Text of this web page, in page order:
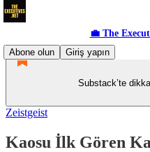
💼 The
Abone olun
Giriş yapın
Substack’te
Zeistgeist
Kaosu İlk Gören